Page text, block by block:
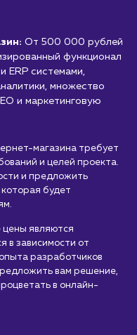
интернет-магазинов,
продажи и расширить
системами и опыт
порядок
дизайн,